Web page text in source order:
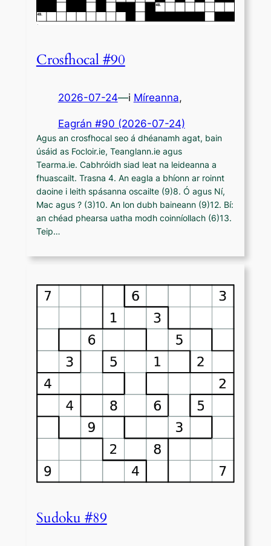
Crosfhocal #90
2026-07-24—i Míreanna,
Eagrán #90 (2026-07-24)
Agus an crosfhocal seo á dhéanamh agat, bain
úsáid as Focloir.ie, Teanglann.ie agus
Tearma.ie. Cabhróidh siad leat na leideanna a
fhuascailt. Trasna 4. An eagla a bhíonn ar roinnt
daoine i leith spásanna oscailte (9)8. Ó agus Ní,
Mac agus ? (3)10. An lon dubh baineann (9)12. Bí:
an chéad phearsa uatha modh coinníollach (6)13.
Teip…
Sudoku #89